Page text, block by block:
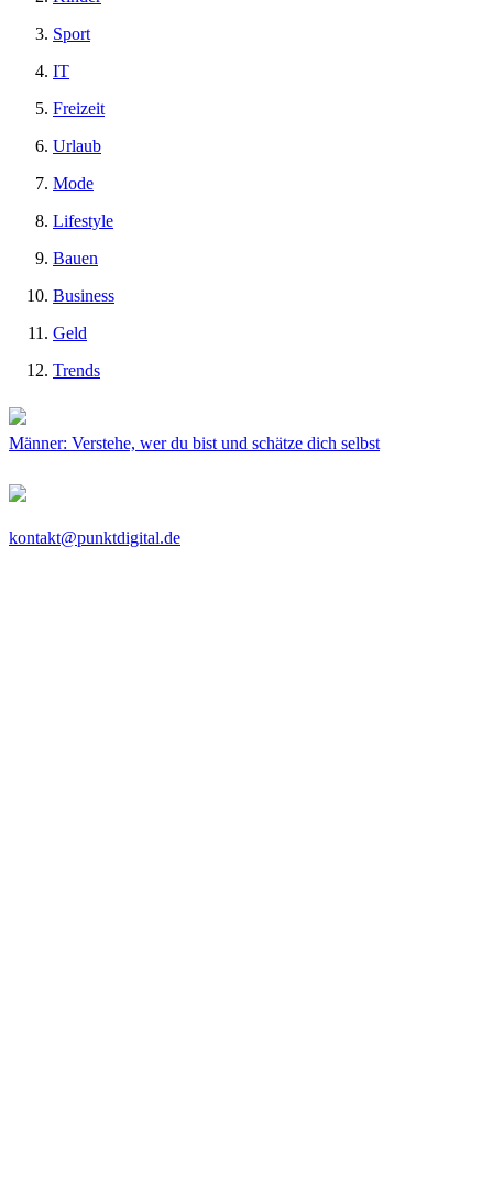
Sport
IT
Freizeit
Urlaub
Mode
Lifestyle
Bauen
Business
Geld
Trends
Männer: Verstehe, wer du bist und schätze dich selbst
kontakt@punktdigital.de